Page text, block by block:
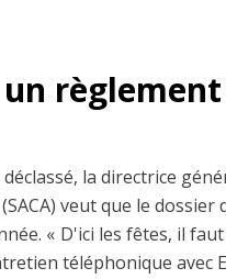
la directrice
veut que le dossier
« D'ici les fêtes, il
téléphonique avec